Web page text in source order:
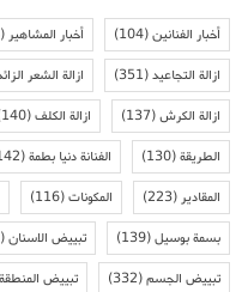
أخبار الفنانين(104) أخبار المشاهير(118)
ازالة التجاعيد(351) ازالة الشعر
ازالة الكرش(137) ازالة الكلف(140)
الطريقة(130) الفنانة دنيا بطمة(142)
المقادير(223) المكونات(116)
بسمة بوسيل(139) تبييض الاسنان(231)
تبييض الجسم(332) تبييض